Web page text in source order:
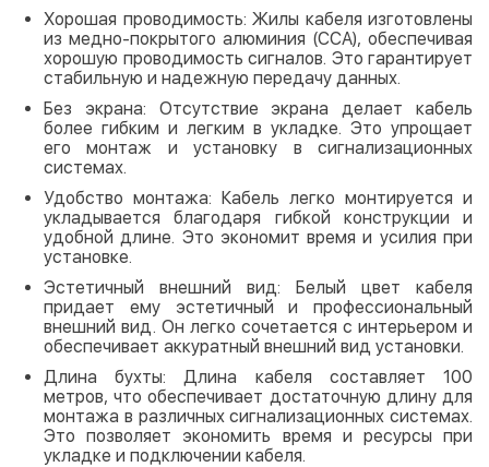
Хорошая проводимость: Жилы кабеля изготовлены
из медно-покрытого алюминия (ССА), обеспечивая
хорошую проводимость сигналов. Это гарантирует
стабильную и надежную передачу данных.
Без экрана: Отсутствие экрана делает кабель
более гибким и легким в укладке. Это упрощает
его монтаж и установку в сигнализационных
системах.
Удобство монтажа: Кабель легко монтируется и
укладывается благодаря гибкой конструкции и
удобной длине. Это экономит время и усилия при
установке.
Эстетичный внешний вид: Белый цвет кабеля
придает ему эстетичный и профессиональный
внешний вид. Он легко сочетается с интерьером и
обеспечивает аккуратный внешний вид установки.
Длина бухты: Длина кабеля составляет 100
метров, что обеспечивает достаточную длину для
монтажа в различных сигнализационных системах.
Это позволяет экономить время и ресурсы при
укладке и подключении кабеля.